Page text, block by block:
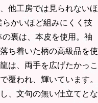
他工房では見られないほ
かいほど組みにくく技
裏は、本皮を使用。袖
ち着いた柄の高級品を使
は、両手を広げたかっこ
覆われ、輝いています。
、文句の無い仕立てとな